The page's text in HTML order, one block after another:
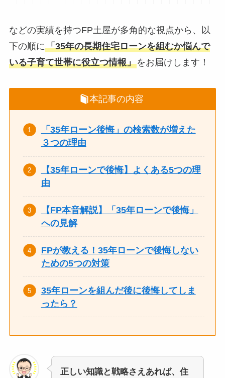
などの実績を持つFP土屋が多角的な視点から、以
下の順に「35年の長期住宅ローンを組むか悩んで
いる子育て世帯に役立つ情報」をお届けします！
本記事の内容
「35年ローン後悔」の検索数が増えた
３つの理由
【35年ローンで後悔】よくある5つの理
由
【FP本音解説】「35年ローンで後悔」
への見解
FPが教える！35年ローンで後悔しない
ための5つの対策
35年ローンを組んだ後に後悔してしま
ったら？
正しい知識と戦略さえあれば、住